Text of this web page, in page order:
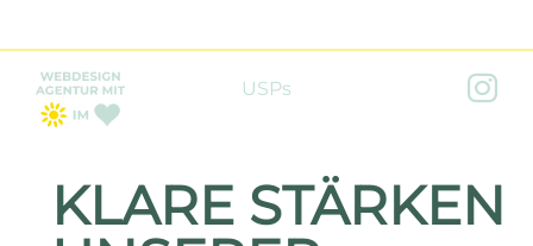
USPs 
KLARE STÄRKEN